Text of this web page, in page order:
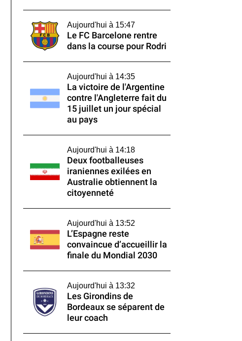
Aujourd'hui à 15:47
Le FC Barcelone rentre
dans la course pour Rodri
Aujourd'hui à 14:35
La victoire de l'Argentine
contre l'Angleterre fait du
15 juillet un jour spécial
au pays
Aujourd'hui à 14:18
Deux footballeuses
iraniennes exilées en
Australie obtiennent la
citoyenneté
Aujourd'hui à 13:52
L’Espagne reste
convaincue d’accueillir la
finale du Mondial 2030
Aujourd'hui à 13:32
Les Girondins de
Bordeaux se séparent de
leur coach